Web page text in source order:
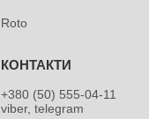
Roto
+380 (50) 555-04-11
viber, telegram